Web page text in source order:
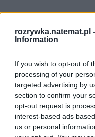
rozrywka.natemat.pl -
Information
If you wish to opt-out of
processing of your
targeted advertising by
section to confirm your
opt-out request is
interest-based ads
us or personal
Pokazuje to, jak
pozostaje Finlandia –
komukolwiek